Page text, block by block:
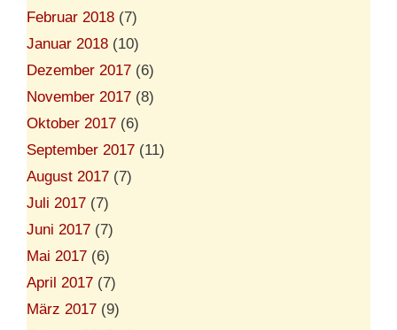
Februar 2018 (7)
Januar 2018 (10)
Dezember 2017 (6)
November 2017 (8)
Oktober 2017 (6)
September 2017 (11)
August 2017 (7)
Juli 2017 (7)
Juni 2017 (7)
Mai 2017 (6)
April 2017 (7)
März 2017 (9)